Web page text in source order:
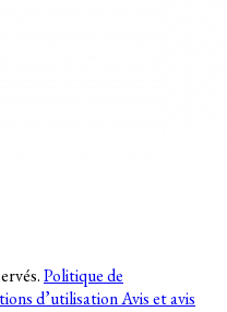
Politique de
d’utilisationAvis et avis